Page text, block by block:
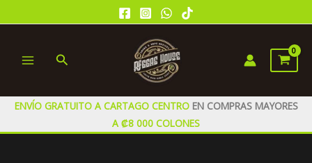
al
MENU
Buscar
ENVÍO GRATUITO A CARTAGO CENTRO EN COMPRAS MAYORES
A ₡8 000 COLONES